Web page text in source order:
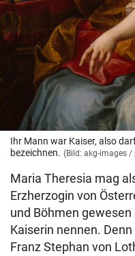
Ihr Mann war Kaiser, also
bezeichnen. (Bild: akg-images
Maria Theresia mag
Erzherzogin von
und Böhmen
Kaiserin nennen.
Franz Stephan von